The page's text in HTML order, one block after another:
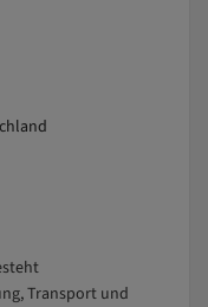
Transport und